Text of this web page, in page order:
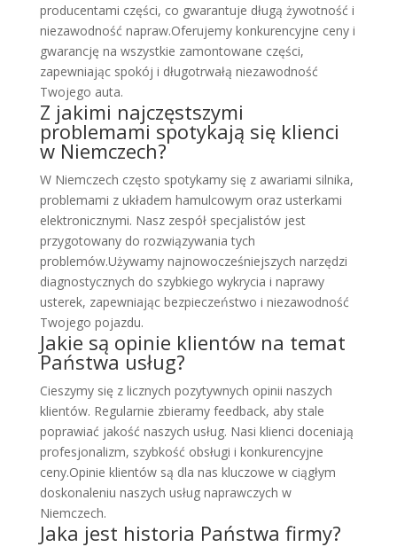
producentami części, co gwarantuje długą żywotność i
niezawodność napraw.Oferujemy konkurencyjne ceny i
gwarancję na wszystkie zamontowane części,
zapewniając spokój i długotrwałą niezawodność
Twojego auta.
Z jakimi najczęstszymi
problemami spotykają się klienci
w Niemczech?
W Niemczech często spotykamy się z awariami silnika,
problemami z układem hamulcowym oraz usterkami
elektronicznymi. Nasz zespół specjalistów jest
przygotowany do rozwiązywania tych
problemów.Używamy najnowocześniejszych narzędzi
diagnostycznych do szybkiego wykrycia i naprawy
usterek, zapewniając bezpieczeństwo i niezawodność
Twojego pojazdu.
Jakie są opinie klientów na temat
Państwa usług?
Cieszymy się z licznych pozytywnych opinii naszych
klientów. Regularnie zbieramy feedback, aby stale
poprawiać jakość naszych usług. Nasi klienci doceniają
profesjonalizm, szybkość obsługi i konkurencyjne
ceny.Opinie klientów są dla nas kluczowe w ciągłym
doskonaleniu naszych usług naprawczych w
Niemczech.
Jaka jest historia Państwa firmy?